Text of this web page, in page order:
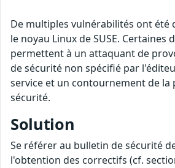
De multiples vulnérabilités ont été
le noyau Linux de SUSE. Certaines
permettent à un attaquant de
de sécurité non spécifié par
service et un contournement de la
sécurité.
Solution
Se référer au bulletin de sécurité
l'obtention des correctifs (cf.